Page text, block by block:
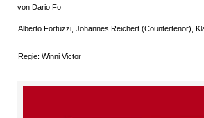
von Dario Fo
Alberto Fortuzzi, Johannes Reichert (Countertenor),
Regie: Winni Victor